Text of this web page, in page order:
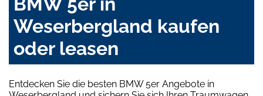
Weserbergland kaufen
oder leasen
Entdecken Sie die besten BMW 5er Angebote in